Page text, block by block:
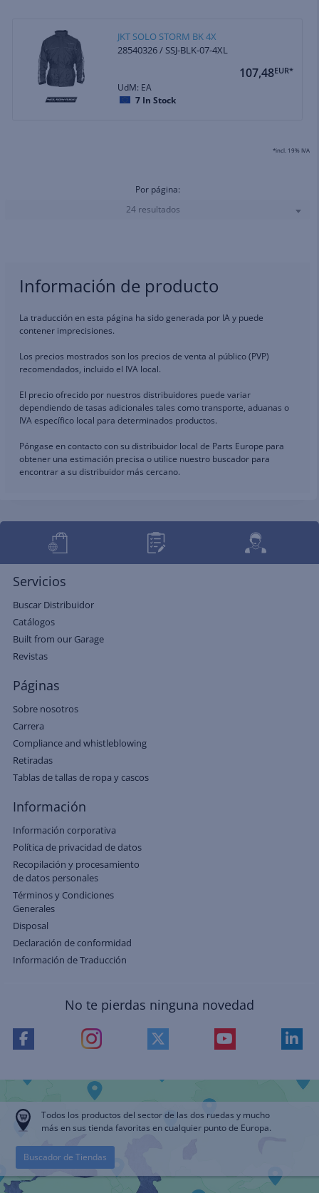
JKT SOLO STORM BK 4X
28540326 / SSJ-BLK-07-4XL
107,48EUR*
UdM: EA
7 In Stock
*incl. 19% IVA
Por página:
24 resultados
Información de producto
La traducción en esta página ha sido generada por IA y puede
contener imprecisiones.
Los precios mostrados son los precios de venta al público (PVP)
recomendados, incluido el IVA local.
El precio ofrecido por nuestros distribuidores puede variar
dependiendo de tasas adicionales tales como transporte, aduanas o
IVA específico local para determinados productos.
Póngase en contacto con su distribuidor local de Parts Europe para
obtener una estimación precisa o utilice nuestro buscador para
encontrar a su distribuidor más cercano.
Servicios
Buscar Distribuidor
Catálogos
Built from our Garage
Revistas
Páginas
Sobre nosotros
Carrera
Compliance and whistleblowing
Retiradas
Tablas de tallas de ropa y cascos
Información
Información corporativa
Política de privacidad de datos
Recopilación y procesamiento
de datos personales
Términos y Condiciones
Generales
Disposal
Declaración de conformidad
Información de Traducción
No te pierdas ninguna novedad
Todos los productos del sector de las dos ruedas y mucho
más en sus tienda favoritas en cualquier punto de Europa.
Buscador de Tiendas